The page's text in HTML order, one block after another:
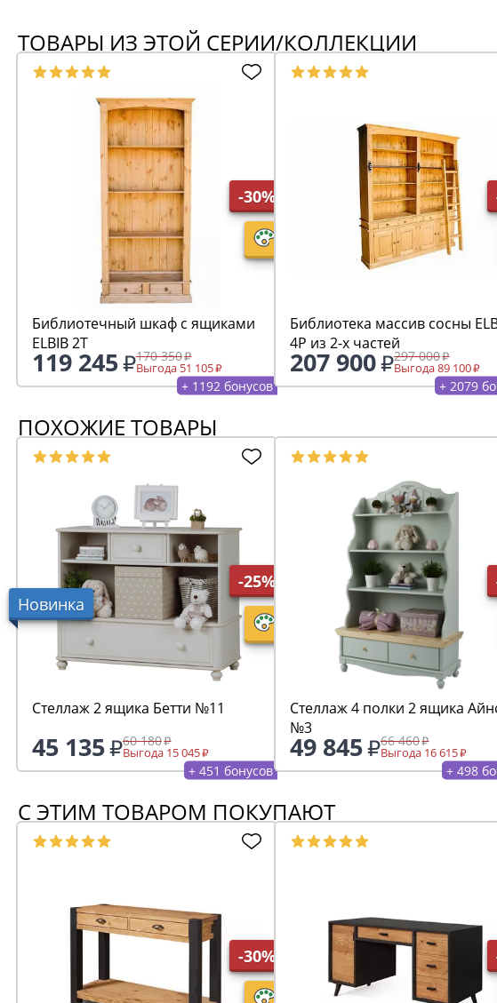
ТОВАРЫ ИЗ ЭТОЙ СЕРИИ/КОЛЛЕКЦИИ
-30%
Библиотечный шкаф с ящиками
ELBIB 2T
119 245 170 350
Выгода 51 105
+ 1192 бонусов
Библиотека массив сосны
4P из 2-х частей
207 900 297 000
Выгода 89 100
+ 2079
ПОХОЖИЕ ТОВАРЫ
Новинка
-25%
Стеллаж 2 ящика Бетти №11
45 135 60 180
Выгода 15 045
+ 451 бонусов
Стеллаж 4 полки 2 ящика
№3
49 845 66 460
Выгода 16 615
+ 498
С ЭТИМ ТОВАРОМ ПОКУПАЮТ
-30%